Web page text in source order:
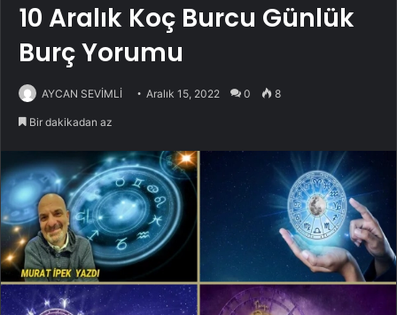
10 Aralık Koç Burcu Günlük
Burç Yorumu
AYCAN SEVİMLİ Aralık 15, 2022 0 8
Bir dakikadan az